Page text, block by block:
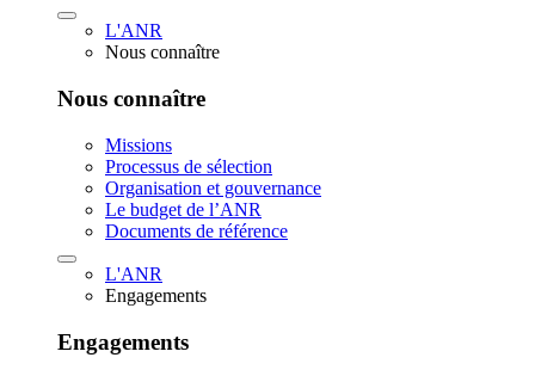
L'ANR
Nous connaître
Nous connaître
Missions
Processus de sélection
Organisation et gouvernance
Le budget de l’ANR
Documents de référence
L'ANR
Engagements
Engagements